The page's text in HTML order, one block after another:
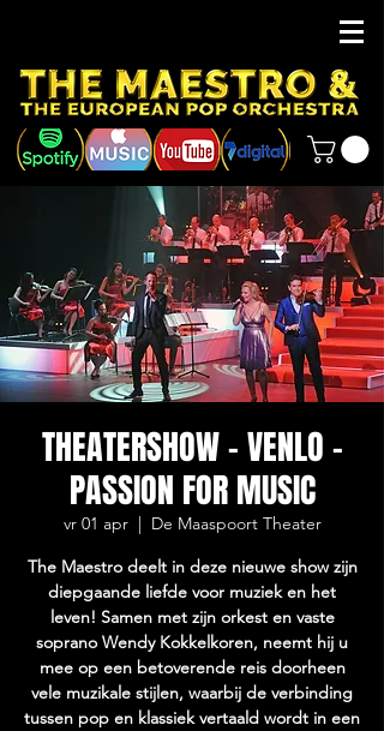
THEATERSHOW - VENLO -
PASSION FOR MUSIC
vr 01 apr
  |
De Maaspoort Theater
The Maestro deelt in deze nieuwe show zijn
diepgaande liefde voor muziek en het
leven! Samen met zijn orkest en vaste
soprano Wendy Kokkelkoren, neemt hij u
mee op een betoverende reis doorheen
vele muzikale stijlen, waarbij de verbinding
tussen pop en klassiek vertaald wordt in een